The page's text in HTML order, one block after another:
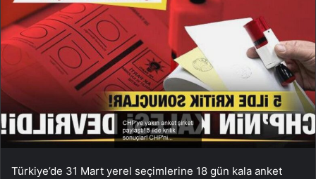
Türkiye’de 31 Mart yerel seçimlerine 18 gün kala anket